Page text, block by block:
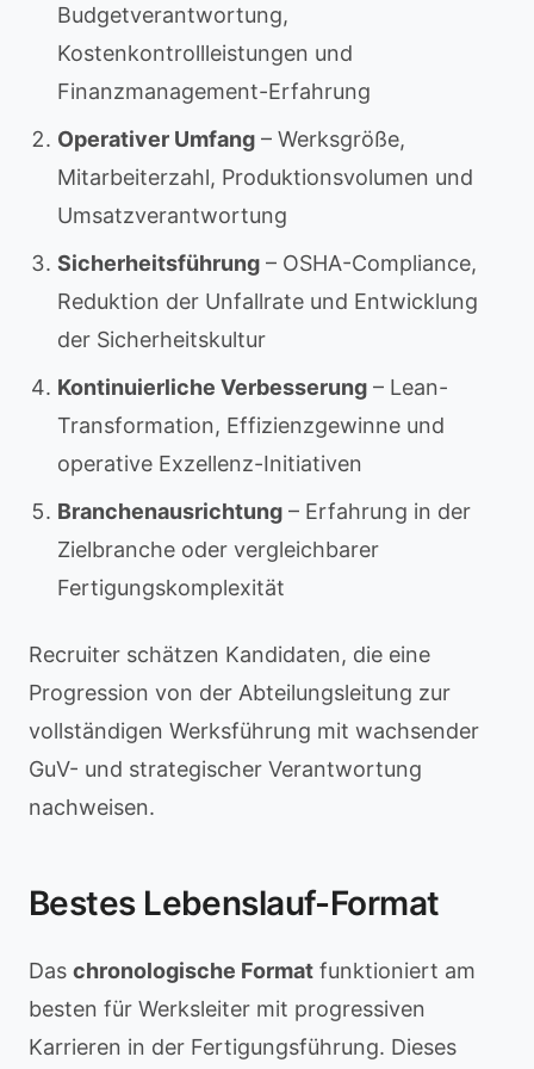
Budgetverantwortung,
Kostenkontrollleistungen und
Finanzmanagement-Erfahrung
Operativer Umfang – Werksgröße,
Mitarbeiterzahl, Produktionsvolumen und
Umsatzverantwortung
Sicherheitsführung – OSHA-Compliance,
Reduktion der Unfallrate und Entwicklung
der Sicherheitskultur
Kontinuierliche Verbesserung – Lean-
Transformation, Effizienzgewinne und
operative Exzellenz-Initiativen
Branchenausrichtung – Erfahrung in der
Zielbranche oder vergleichbarer
Fertigungskomplexität
Recruiter schätzen Kandidaten, die eine
Progression von der Abteilungsleitung zur
vollständigen Werksführung mit wachsender
GuV- und strategischer Verantwortung
nachweisen.
Bestes Lebenslauf-Format
Das chronologische Format funktioniert am
besten für Werksleiter mit progressiven
Karrieren in der Fertigungsführung. Dieses